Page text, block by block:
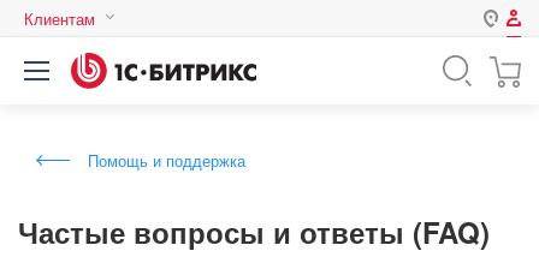
Клиентам
Авторизация
Помощь и поддержка
Частые вопросы и ответы (FAQ)